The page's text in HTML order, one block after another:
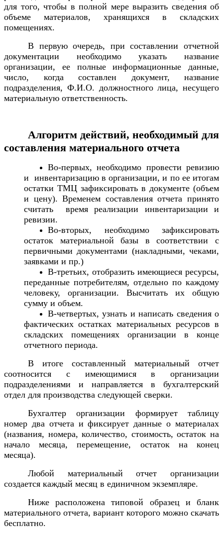
для того, чтобы в полной мере выразить сведения об
объеме материалов, хранящихся в складских
помещениях.
В первую очередь, при составлении отчетной
документации необходимо указать название
организации, ее полные информационные данные,
число, когда составлен документ, название
подразделения, Ф.И.О. должностного лица, несущего
материальную ответственность.
Алгоритм действий, необходимый для
составления материального отчета
Во-первых, необходимо провести ревизию
и инвентаризацию в организации, и по ее итогам
остатки ТМЦ зафиксировать в документе (объем
и цену). Временем составления отчета принято
считать время реализации инвентаризации и
ревизии.
Во-вторых, необходимо зафиксировать
остаток материальной базы в соответствии с
первичными документами (накладными, чеками,
заявками и пр.)
В-третьих, отобразить имеющиеся ресурсы,
переданные потребителям, отдельно по каждому
человеку, организации. Высчитать их общую
сумму и объем.
В-четвертых, узнать и написать сведения о
фактических остатках материальных ресурсов в
складских помещениях организации в конце
отчетного периода.
В итоге составленный материальный отчет
соотносится с имеющимися в организации
подразделениями и направляется в бухгалтерский
отдел для производства следующей сверки.
Бухгалтер организации формирует таблицу
номер два отчета и фиксирует данные о материалах
(названия, номера, количество, стоимость, остаток на
начало месяца, перемещение, остаток на конец
месяца).
Любой материальный отчет организации
создается каждый месяц в единичном экземпляре.
Ниже расположена типовой образец и бланк
материального отчета, вариант которого можно скачать
бесплатно.